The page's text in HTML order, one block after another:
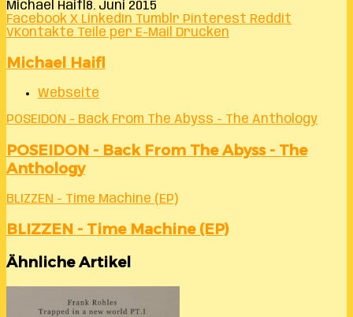
Michael Haifl 8. Juni 2015
Facebook X LinkedIn Tumblr Pinterest Reddit
VKontakte Teile per E-Mail Drucken
Michael Haifl
Webseite
POSEIDON - Back From The Abyss - The Anthology
POSEIDON - Back From The Abyss - The
Anthology
BLIZZEN - Time Machine (EP)
BLIZZEN - Time Machine (EP)
Ähnliche Artikel